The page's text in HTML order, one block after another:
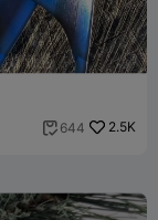
 644 2.5K